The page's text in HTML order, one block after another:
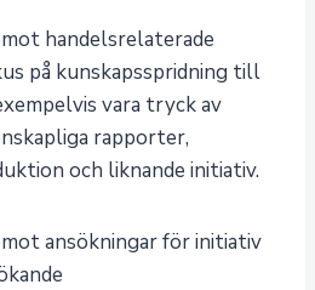
handelsrelaterade
på kunskapsspridning till
vara tryck av
rapporter,
och liknande initiativ.
ansökningar för initiativ